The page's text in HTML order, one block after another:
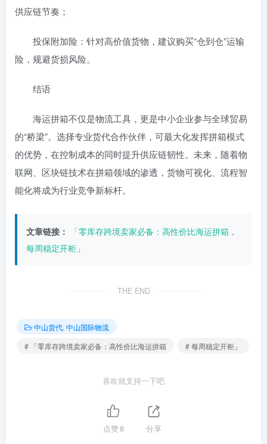
供应链节奏；
‌投保附加险‌：针对高价值货物，建议购买“仓到仓”运输
险，规避货损风险。
‌结语‌
海运拼箱不仅是物流工具，更是中小企业参与全球贸易
的“桥梁”。选择专业货代合作伙伴，可最大化发挥拼箱模式
的优势，在控制成本的同时提升供应链韧性。未来，随着物
联网、区块链技术在拼箱领域的渗透，货物可视化、流程智
能化将成为行业竞争新标杆。
文章链接：
「零库存跨境卖家必备：高性价比海运拼箱，
每周稳定开柜」
THE END
中山货代. 中山国际物流
# 「零库存跨境卖家必备：高性价比海运拼箱
# 每周稳定开柜」
喜欢就支持一下吧
点赞8 分享